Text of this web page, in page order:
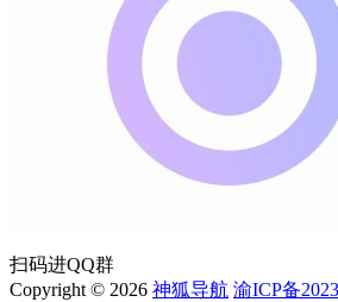
扫码进QQ群
Copyright © 2026 神狐导航 渝ICP备